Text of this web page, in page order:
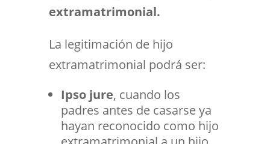
extramatrimonial.
La legitimación de hijo
extramatrimonial podrá ser:
Ipso jure, cuando los
padres antes de casarse ya
hayan reconocido como hijo